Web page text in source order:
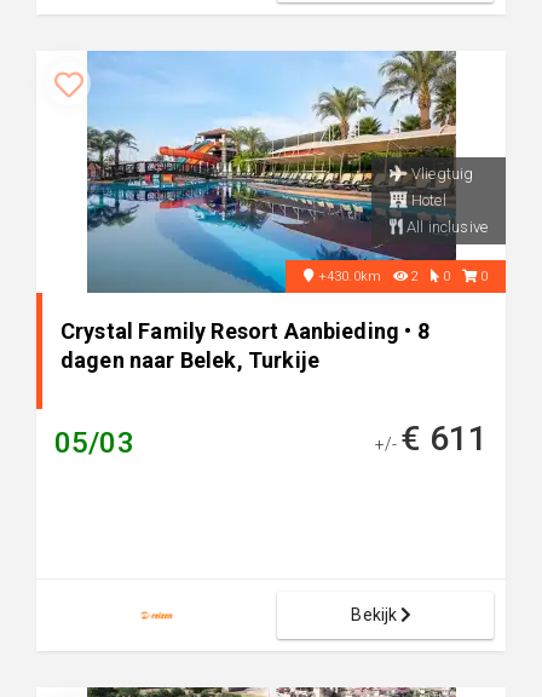
Vliegtuig
Hotel
All inclusive
+430.0km 2 0 0
Crystal Family Resort Aanbieding • 8
dagen naar Belek, Turkije
05/03 +/- € 611
Bekijk